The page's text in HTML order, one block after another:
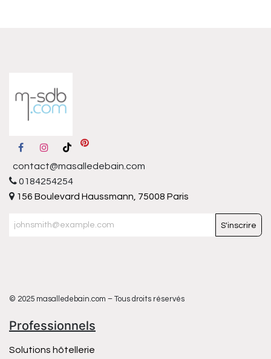
contact@masalledebain.com
0184254254
156 Boulevard Haussmann, 75008 Paris
S'inscrire
© 2025 masalledebain.com – Tous droits réservés
Professionnels
Solutions hôtellerie